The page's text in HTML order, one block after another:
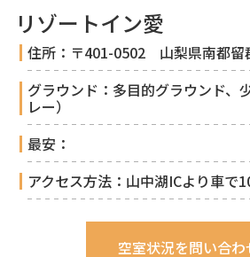
リゾートイン愛
住所：〒401-0502 山梨県南都留
グラウンド：多目的グラウンド、
レー）
最安：
アクセス方法：山中湖ICより車で